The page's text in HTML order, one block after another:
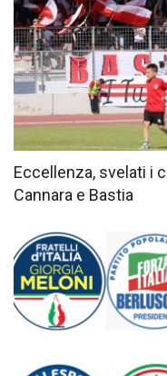
Eccellenza, svelati i
Cannara e Bastia